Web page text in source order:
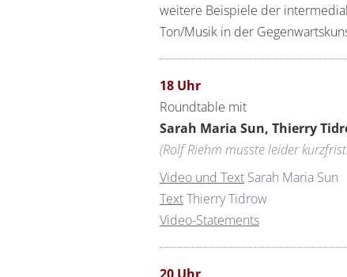
weitere Beispiele der
Ton/Musik in der
18 Uhr
Roundtable mit
Sarah Maria Sun, Thierry
(Rolf Riehm musste leider
Video und Text Sarah Maria Sun
TextThierry Tidrow
Video-Statements